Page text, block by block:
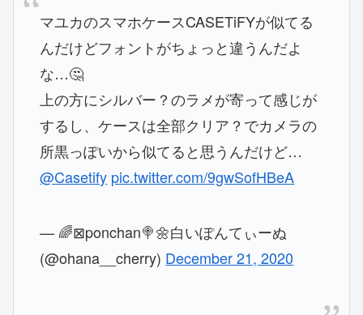
マユカのスマホケースCASETiFYが似てる
んだけどフォントがちょっと違うんだよ
な…🤔
上の方にシルバー？のラメが寄って感じが
するし、ケースは全部クリア？でカメラの
所黒っぽいから似てると思うんだけど…
@Casetify pic.twitter.com/9gwSofHBeA
— 🌈⊠ponchan🍭🌼白いぽんてぃーぬ
(@ohana__cherry) December 21, 2020